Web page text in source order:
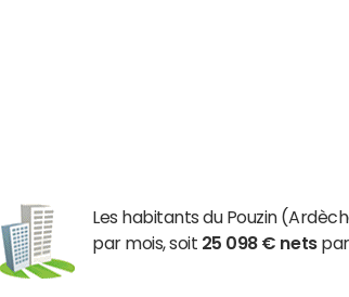
Les habitants du Pouzin
par mois, soit 25 098 € netspar